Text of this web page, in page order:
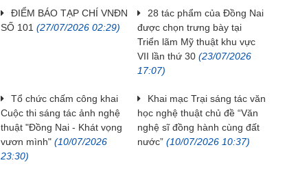
ĐIỂM BÁO TẠP CHÍ VNĐN
SỐ 101 (27/07/2026 02:29)
28 tác phẩm của Đồng Nai
được chọn trưng bày tại
Triển lãm Mỹ thuật khu vực
VII lần thứ 30 (23/07/2026
17:07)
Tổ chức chấm công khai
Cuộc thi sáng tác ảnh nghệ
thuật "Đồng Nai - Khát vọng
vươn mình" (10/07/2026
23:30)
Khai mạc Trại sáng tác văn
học nghệ thuật chủ đề “Văn
nghệ sĩ đồng hành cùng đất
nước” (10/07/2026 10:37)